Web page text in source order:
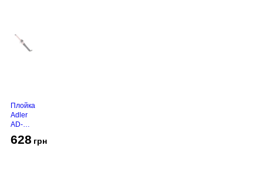
Плойка
Adler
AD-
2116
628 грн